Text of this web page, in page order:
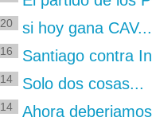
20 si hoy gana CAV...
16 Santiago contra
14 Solo dos cosas...
14 Ahora